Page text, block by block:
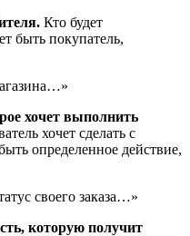
Кто будет
быть покупатель,
хочет выполнить
хочет сделать с
определенное действие,
своего заказа…»
которую получит